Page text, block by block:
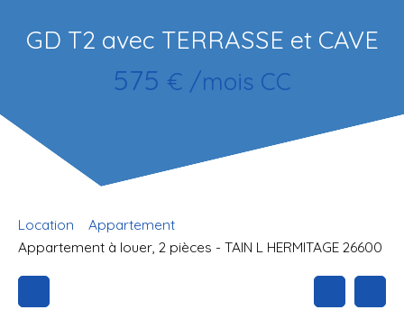
GD T2 avec TERRASSE et CAVE
575 € /mois CC
Location
Appartement
Appartement à louer, 2 pièces - TAIN L HERMITAGE 26600